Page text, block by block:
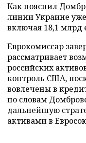
Как пояснил
линии Украине
включая 18,1 млрд
Еврокомиссар
рассматривает
российских
контроль США,
вовлечены в
по словам
дальнейшую
активами в